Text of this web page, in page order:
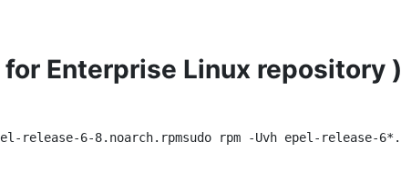
for Enterprise Linux repository )